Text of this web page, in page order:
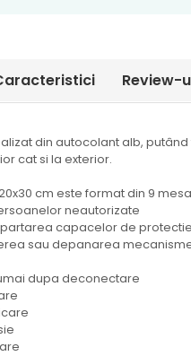
Review-
din autocolant alb,
cat si la exterior.
cm este format din 9
neautorizate
capacelor de protectie
sau depanarea
dupa deconectare